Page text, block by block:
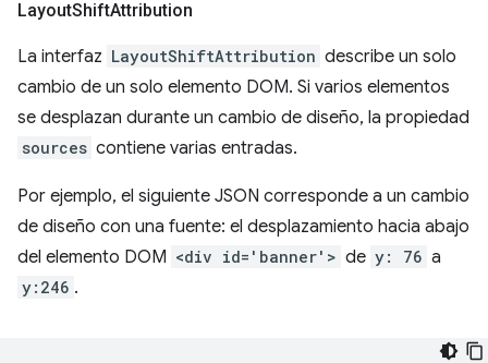
LayoutShiftAttribution
La interfaz LayoutShiftAttribution describe un solo
cambio de un solo elemento DOM. Si varios elementos
se desplazan durante un cambio de diseño, la propiedad
sources contiene varias entradas.
Por ejemplo, el siguiente JSON corresponde a un cambio
de diseño con una fuente: el desplazamiento hacia abajo
del elemento DOM <div id='banner'> de y: 76 a
y:246 .